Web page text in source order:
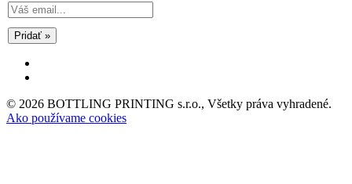
Pridať »
© 2026 BOTTLING PRINTING s.r.o., Všetky práva vyhradené.
Ako používame cookies